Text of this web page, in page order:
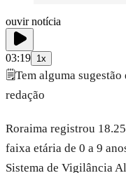
ouvir notícia
03:19 1x
🗒️Tem alguma
redação
Roraima registrou
faixa etária de 0 a 9
Sistema de Vigilância